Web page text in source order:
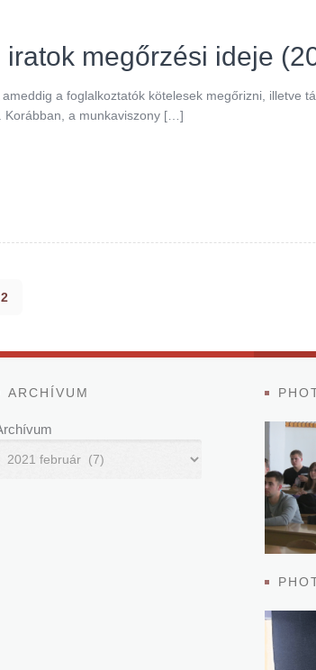
megőrzési ideje
a foglalkoztatók kötelesek megőrizni, illetve
Korábban, a munkaviszony […]
2
ARCHÍVUM